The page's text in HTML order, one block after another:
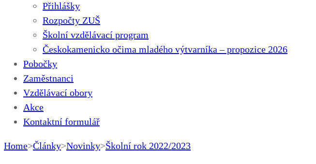
Přihlášky
Rozpočty ZUŠ
Školní vzdělávací program
Českokamenicko očima mladého výtvarníka – propozice 2026
Pobočky
Zaměstnanci
Vzdělávací obory
Akce
Kontaktní formulář
Home>Články>Novinky>Školní rok 2022/2023